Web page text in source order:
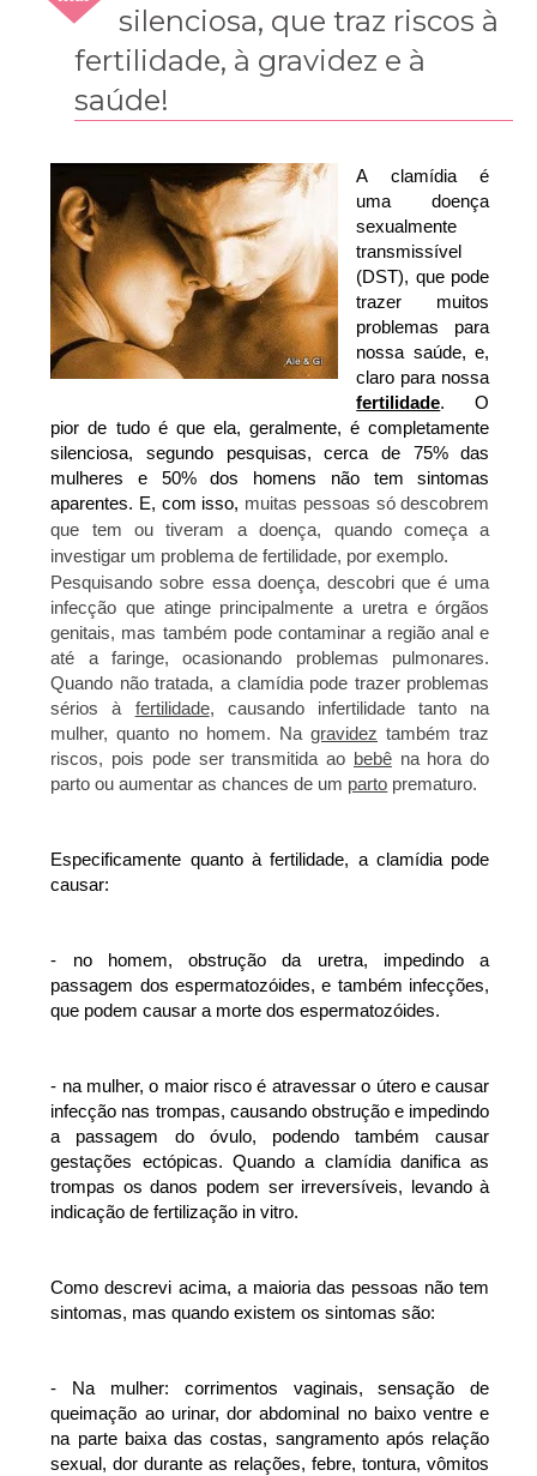
silenciosa, que traz riscos à
fertilidade, à gravidez e à
saúde!
A clamídia é
uma doença
sexualmente
transmissível
(DST), que pode
trazer muitos
problemas para
nossa saúde, e,
fertilidade. O
pior de tudo é que ela, geralmente, é completamente
silenciosa, segundo pesquisas, cerca de 75% das
mulheres e 50% dos homens não tem sintomas
aparentes. E, com isso, muitas pessoas só descobrem
que tem ou tiveram a doença, quando começa a
investigar um problema de fertilidade, por exemplo.
Pesquisando sobre essa doença, descobri que é uma
infecção que atinge principalmente a uretra e órgãos
genitais, mas também pode contaminar a região anal e
até a faringe, ocasionando problemas pulmonares.
Quando não tratada, a clamídia pode trazer problemas
sérios à fertilidade, causando infertilidade tanto na
mulher, quanto no homem. Na gravidez também traz
riscos, pois pode ser transmitida ao bebê na hora do
parto ou aumentar as chances de um parto prematuro.
Especificamente quanto à fertilidade, a clamídia pode
causar:
- no homem, obstrução da uretra, impedindo a
passagem dos espermatozóides, e também infecções,
que podem causar a morte dos espermatozóides.
- na mulher, o maior risco é atravessar o útero e causar
infecção nas trompas, causando obstrução e impedindo
a passagem do óvulo, podendo também causar
gestações ectópicas. Quando a clamídia danifica as
trompas os danos podem ser irreversíveis, levando à
indicação de fertilização in vitro.
Como descrevi acima, a maioria das pessoas não tem
sintomas, mas quando existem os sintomas são:
- Na mulher: corrimentos vaginais, sensação de
queimação ao urinar, dor abdominal no baixo ventre e
na parte baixa das costas, sangramento após relação
sexual, dor durante as relações, febre, tontura, vômitos